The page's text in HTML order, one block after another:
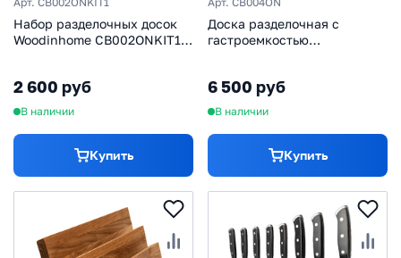
Набор разделочных досок
Woodinhome CB002ONKIT1,
2 600 руб
В наличии
Купить
Доска разделочная с
гастроемкостью
6 500 руб
В наличии
Купить